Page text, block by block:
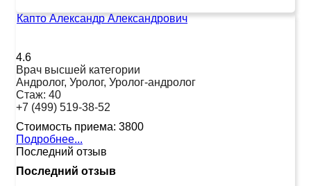
Капто Александр Александрович
4.6
Врач высшей категории
Андролог, Уролог, Уролог-андролог
Стаж: 40
+7 (499) 519-38-52
Стоимость приема: 3800
Подробнее...
Последний отзыв
Последний отзыв